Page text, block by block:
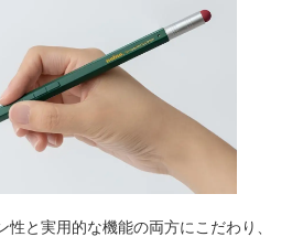
性と実用的な機能の両方にこだわり、